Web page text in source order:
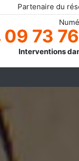
Partenaire du
09 73
Interventions